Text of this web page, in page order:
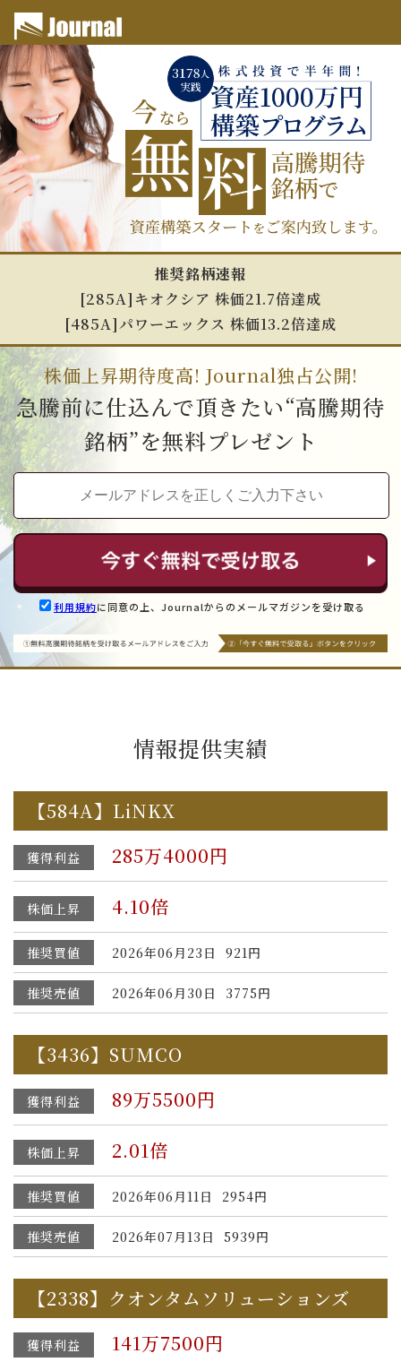
推奨銘柄速報
[285A]キオクシア 株価21.7倍達成
[485A]パワーエックス 株価13.2倍達成
株価上昇期待度高! Journal独占公開!
急騰前に仕込んで頂きたい“高騰期待
銘柄”を無料プレゼント
利用規約に同意の上、Journalからのメールマガジンを受け取る
情報提供実績
【584A】LiNKX
獲得利益 285万4000円
株価上昇 4.10倍
推奨買値 2026年06月23日 921円
推奨売値 2026年06月30日 3775円
【3436】SUMCO
獲得利益 89万5500円
株価上昇 2.01倍
推奨買値 2026年06月11日 2954円
推奨売値 2026年07月13日 5939円
【2338】クオンタムソリューションズ
獲得利益 141万7500円